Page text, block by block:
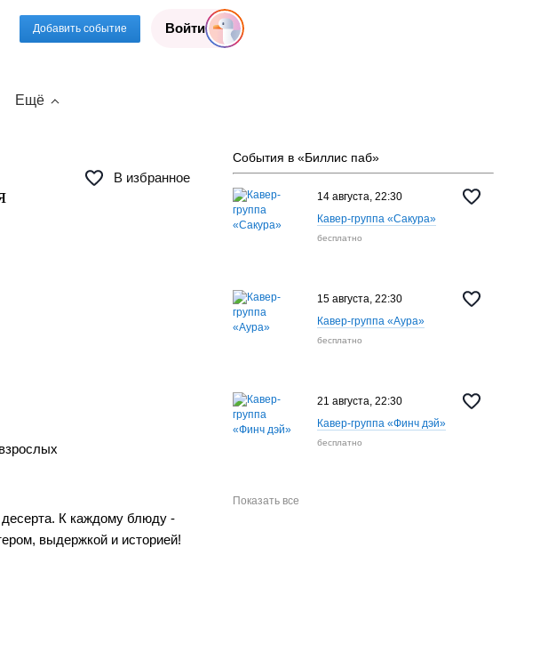
Добавить событие Войти
Ещё
В избранное
К каждому блюду -
выдержкой и историей!
События в «Биллис паб»
14 августа, 22:30
Кавер-группа «Сакура»
бесплатно
15 августа, 22:30
Кавер-группа «Аура»
бесплатно
21 августа, 22:30
Кавер-группа «Финч дэй»
бесплатно
Показать все